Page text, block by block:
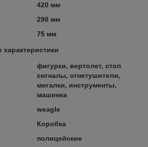
420 мм
290 мм
75 мм
характеристики
фигурки, вертолет, стоп
сигналы, огнетушители,
мигалки, инструменты,
машинка
weagle
Коробка
полицейские